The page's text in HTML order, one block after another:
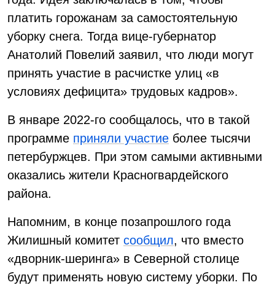
платить горожанам за самостоятельную
уборку снега. Тогда вице-губернатор
Анатолий Повелий заявил, что люди могут
принять участие в расчистке улиц «в
условиях дефицита» трудовых кадров».
В январе 2022-го сообщалось, что в такой
программе приняли участие более тысячи
петербуржцев. При этом самыми активными
оказались жители Красногвардейского
района.
Напомним, в конце позапрошлого года
Жилишный комитет сообщил, что вместо
«дворник-шеринга» в Северной столице
будут применять новую систему уборки. По